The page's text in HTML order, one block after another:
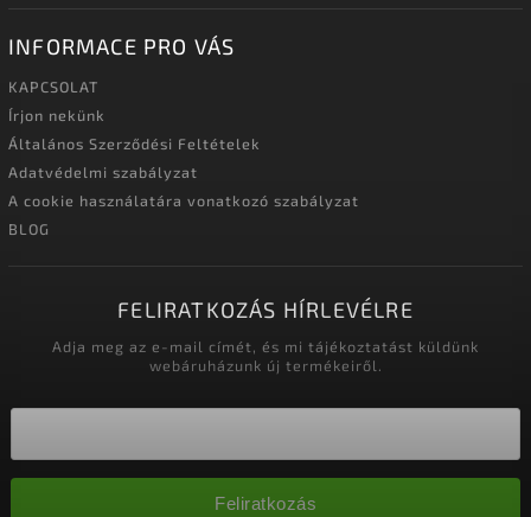
INFORMACE PRO VÁS
KAPCSOLAT
Írjon nekünk
Általános Szerződési Feltételek
Adatvédelmi szabályzat
A cookie használatára vonatkozó szabályzat
BLOG
FELIRATKOZÁS HÍRLEVÉLRE
Adja meg az e-mail címét, és mi tájékoztatást küldünk
webáruházunk új termékeiről.
Feliratkozás